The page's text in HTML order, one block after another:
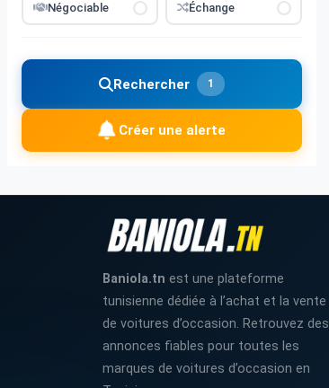
Négociable Échange
Rechercher 1
Créer une alerte
Baniola.tn est une plateforme
tunisienne dédiée à l’achat et la vente
de voitures d’occasion. Retrouvez des
annonces fiables pour toutes les
marques de voitures d’occasion en